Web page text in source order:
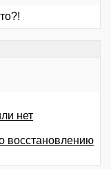
нет
восстановлению